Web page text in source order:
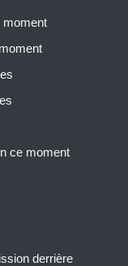
derrière
moment
ce moment